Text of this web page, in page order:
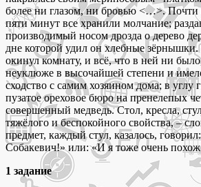
более ни глазом, ни бровью <…>. Почти
пяти минут все хранили молчание;
производимый носом дрозда о дерево
дне которой удил он хлебные
окинул комнату, и всё, что в ней ни
неуклюже в высочайшей степени и
сходство с самим хозяином дома; в углу
пузатое ореховое бюро на пренелепых
совершенный медведь. Стол, кресла,
тяжёлого и беспокойного свойства, –
предмет, каждый стул, казалось,
Собакевич!» или: «И я тоже очень
1 задание